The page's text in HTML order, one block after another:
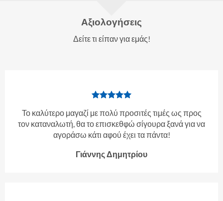
Αξιολογήσεις
Δείτε τι είπαν για εμάς!
Το καλύτερο μαγαζί με πολύ προσιτές τιμές ως προς
τον καταναλωτή, θα το επισκεθφώ σίγουρα ξανά για να
αγοράσω κάτι αφού έχει τα πάντα!
Γιάννης Δημητρίου